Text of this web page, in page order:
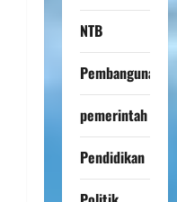
NTB
Pembangunan
pemerintah
Pendidikan